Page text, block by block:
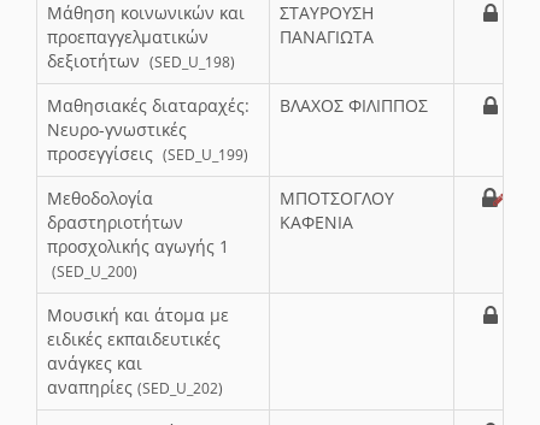
Μάθηση κοινωνικών και
προεπαγγελματικών
δεξιοτήτων (SED_U_198)
ΣΤΑΥΡΟΥΣΗ
ΠΑΝΑΓΙΩΤΑ
Μαθησιακές διαταραχές:
Νευρο-γνωστικές
προσεγγίσεις (SED_U_199)
ΒΛΑΧΟΣ ΦΙΛΙΠΠΟΣ
Μεθοδολογία
δραστηριοτήτων
προσχολικής αγωγής 1
(SED_U_200)
ΜΠΟΤΣΟΓΛΟΥ
ΚΑΦΕΝΙΑ
Μουσική και άτομα με
ειδικές εκπαιδευτικές
ανάγκες και
αναπηρίες (SED_U_202)